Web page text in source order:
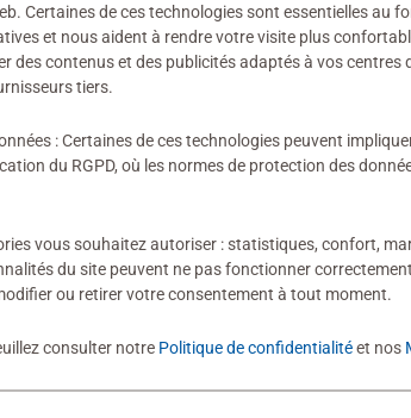
n'a encore été
Certaines de ces technologies sont essentielles au
et nous aident à rendre votre visite plus
des contenus et des publicités adaptés à vos
tiers.
: Certaines de ces technologies peuvent
du RGPD, où les normes de protection des
vous souhaitez autoriser : statistiques, confort,
du site peuvent ne pas fonctionner
ou retirer votre consentement à tout moment.
consulter notre Politique de confidentialitéet nos